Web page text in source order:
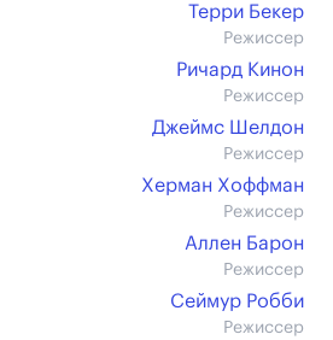
Терри Бекер
Режиссер
Ричард Кинон
Режиссер
Джеймс Шелдон
Режиссер
Херман Хоффман
Режиссер
Аллен Барон
Режиссер
Сеймур Робби
Режиссер